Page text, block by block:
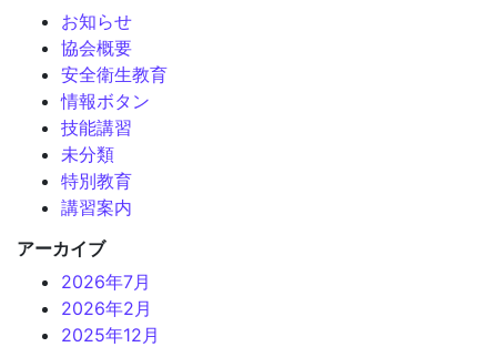
お知らせ
協会概要
安全衛生教育
情報ボタン
技能講習
未分類
特別教育
講習案内
アーカイブ
2026年7月
2026年2月
2025年12月